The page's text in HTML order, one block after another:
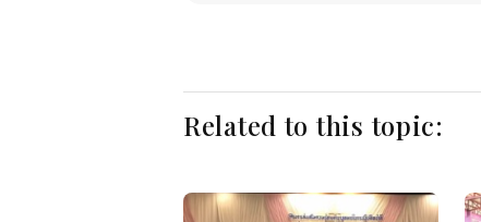
Related to this topic: